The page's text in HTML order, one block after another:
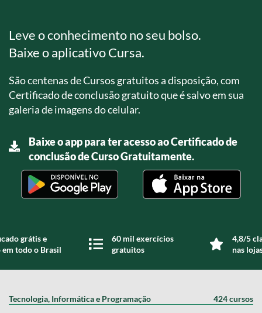
Leve o conhecimento no seu bolso.
Baixe o aplicativo Cursa.
São centenas de Cursos gratuitos a disposição, com
Certificado de conclusão gratuito que é salvo em sua
galeria de imagens do celular.
Baixe o app para ter acesso ao Certificado de
conclusão de Curso Gratuitamente.
grátis e
todo o Brasil
60 mil exercícios
gratuitos
4,8/5
nas
Tecnologia, Informática e Programação 424 cursos